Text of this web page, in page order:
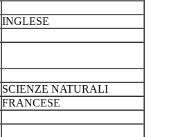
INGLESE
SCIENZE NATURALI
FRANCESE